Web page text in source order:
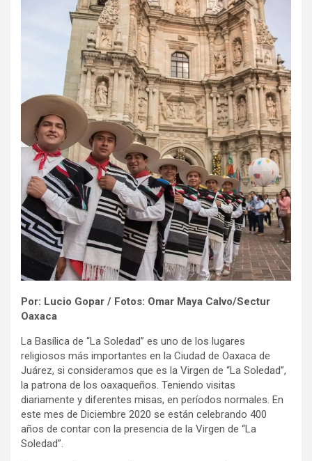
Por: Lucio Gopar / Fotos: Omar Maya Calvo/Sectur
Oaxaca
La Basílica de “La Soledad” es uno de los lugares
religiosos más importantes en la Ciudad de Oaxaca de
Juárez, si consideramos que es la Virgen de “La Soledad”,
la patrona de los oaxaqueños. Teniendo visitas
diariamente y diferentes misas, en períodos normales. En
este mes de Diciembre 2020 se están celebrando 400
años de contar con la presencia de la Virgen de “La
Soledad”.